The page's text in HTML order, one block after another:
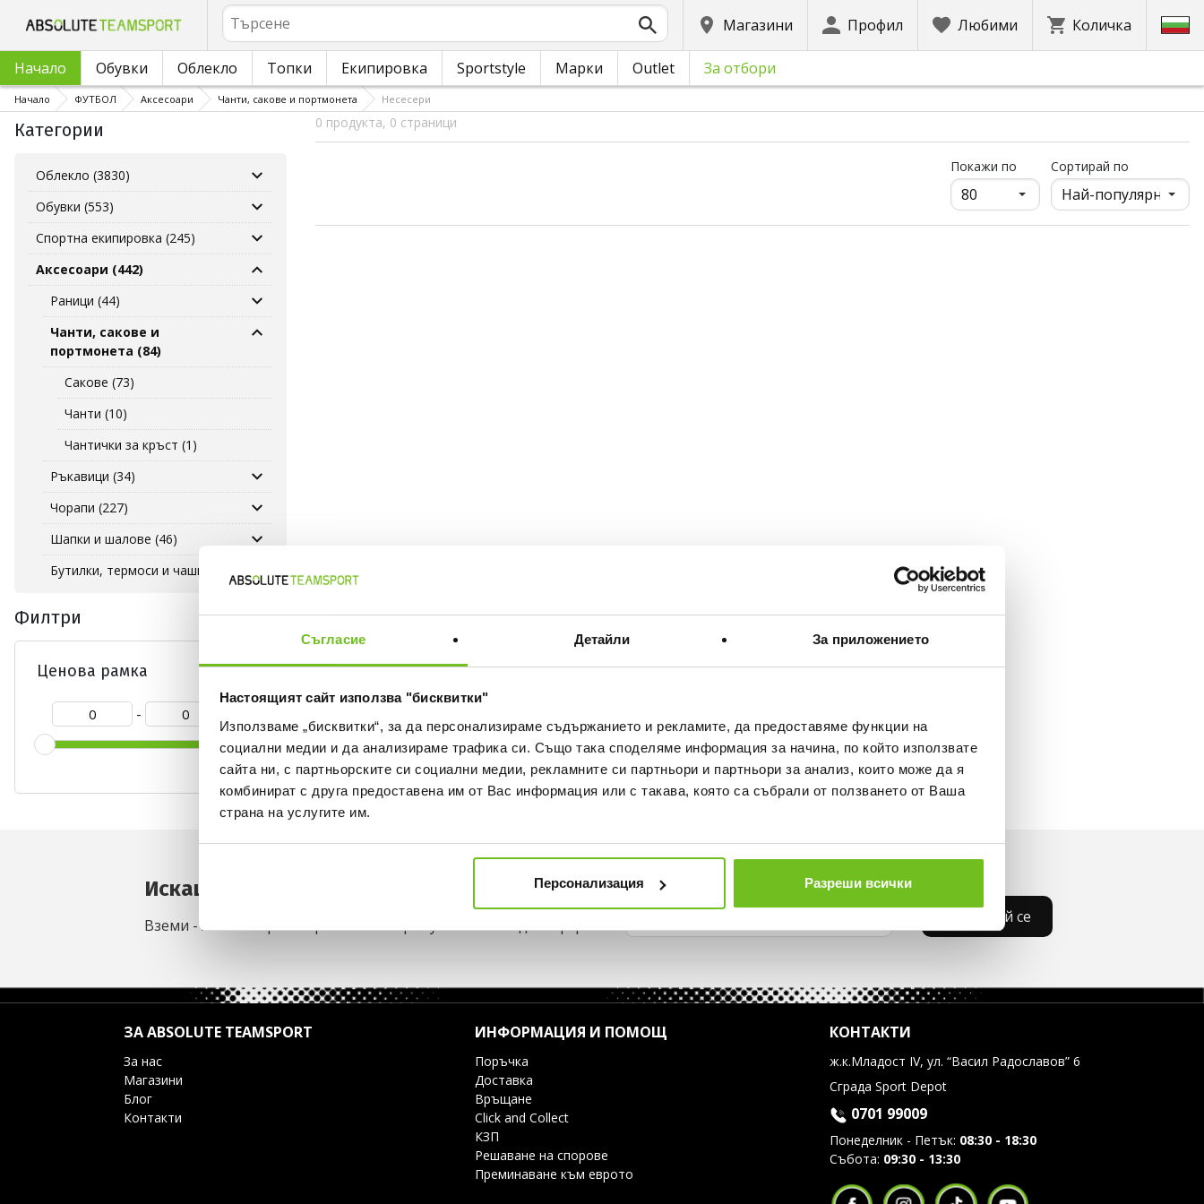
Съгласие Детайли За приложението
Настоящият сайт използва "бисквитки"
Използваме „бисквитки“, за да персонализираме съдържанието и рекламите, да предоставяме функции на
социални медии и да анализираме трафика си. Също така споделяме информация за начина, по който използвате
сайта ни, с партньорските си социални медии, рекламните си партньори и партньори за анализ, които може да я
комбинират с друга предоставена им от Вас информация или с такава, която са събрали от ползването от Ваша
страна на услугите им.
Персонализация Разреши всички
Търсене
Магазини Профил Любими Количка
Начало Обувки Облекло Топки Екипировка Sportstyle Марки Outlet За отбори
Начало ФУТБОЛ Аксесоари Чанти, сакове и портмонета Несесери
Категории
Облекло (3830)
Обувки (553)
Спортна екипировка (245)
Аксесоари (442)
Раници (44)
Чанти, сакове и
портмонета (84)
Сакове (73)
Чанти (10)
Чантички за кръст (1)
Ръкавици (34)
Чорапи (227)
Шапки и шалове (46)
Бутилки, термоси и чаши (7)
Филтри
Ценова рамка
-
0
0 продукта, 0 страници
Покажи по продукти на страница
Сортирай по
Искаш да си първи в списъка ни?
Вземи -15% за първа поръчка и не пропускай нито една оферта. Абонирай се
ЗА ABSOLUTE TEAMSPORT
За нас
Магазини
Блог
Контакти
ИНФОРМАЦИЯ И ПОМОЩ
Поръчка
Доставка
Връщане
Click and Collect
КЗП
Решаване на спорове
Преминаване към еврото
КОНТАКТИ
ж.к.Младост IV, ул. “Васил Радославов” 6
Сграда Sport Depot
0701 99009
Понеделник - Петък: 08:30 - 18:30
Събота: 09:30 - 13:30